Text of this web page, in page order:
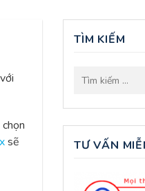
sẽ
TÌM KIẾM
TƯ VẤN